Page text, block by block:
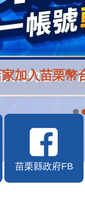
加入苗栗幣
苗栗縣政府FB